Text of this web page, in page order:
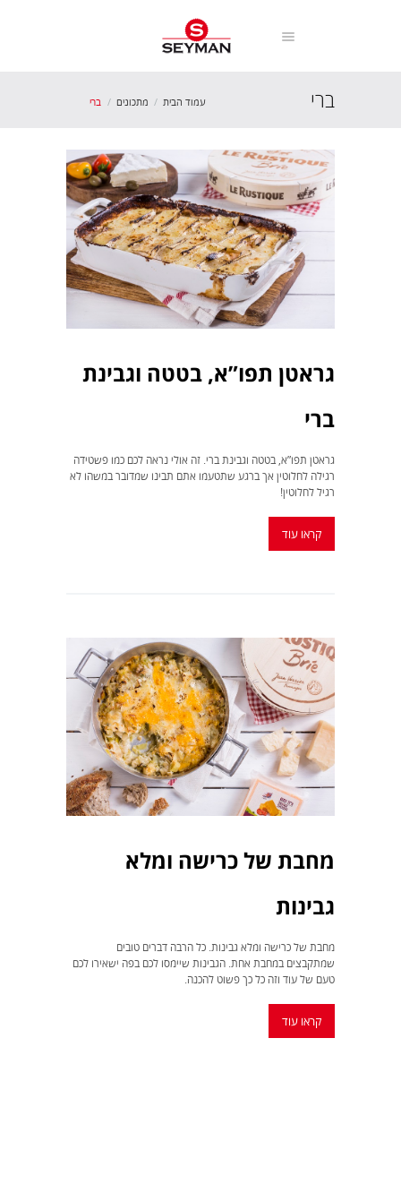
ברי עמוד הבית מתכונים ברי
גראטן תפו”א, בטטה וגבינת
ברי
גראטן תפו”א, בטטה וגבינת ברי. זה אולי נראה לכם כמו פשטידה
רגילה לחלוטין אך ברגע שתטעמו אתם תבינו שמדובר במשהו לא
רגיל לחלוטין!
קראו עוד
מחבת של כרישה ומלא
גבינות
מחבת של כרישה ומלא גבינות. כל הרבה דברים טובים
שמתקבצים במחבת אחת. הגבינות שיימסו לכם בפה ישאירו לכם
טעם של עוד וזה כל כך פשוט להכנה.
קראו עוד